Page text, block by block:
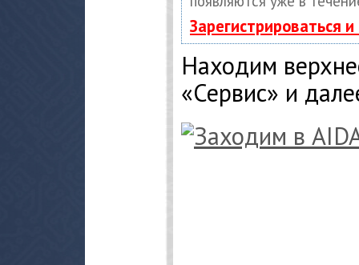
Зарегистрироваться
Находим
«Сервис» и